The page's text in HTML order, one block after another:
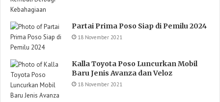
Partai Prima Poso Siap di Pemilu 2024
18 November 2021
Kalla Toyota Poso Luncurkan Mobil
Baru Jenis Avanza dan Veloz
18 November 2021